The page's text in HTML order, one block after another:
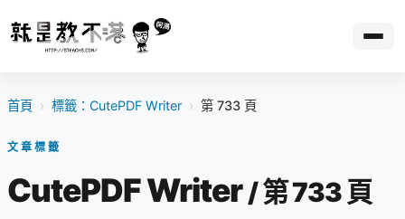
首頁 › 標籤：CutePDF Writer › 第 733 頁
文章標籤
CutePDF Writer/ 第 733 頁